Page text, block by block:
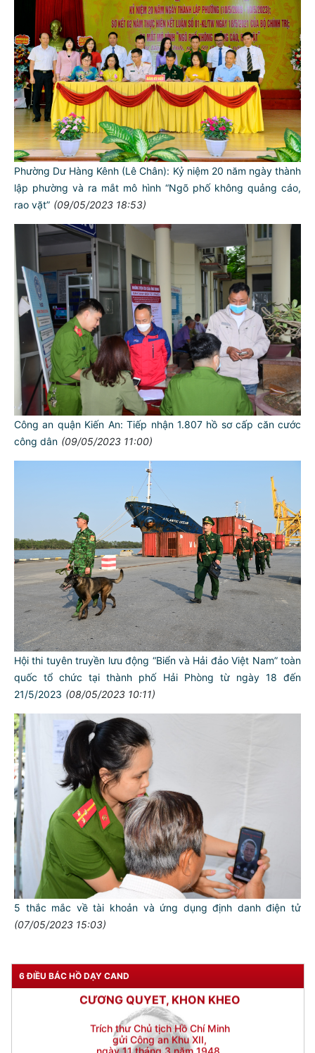
Phường Dư Hàng Kênh (Lê Chân): Kỷ niệm 20 năm ngày thành
lập phường và ra mắt mô hình “Ngõ phố không quảng cáo,
rao vặt” (09/05/2023 18:53)
Công an quận Kiến An: Tiếp nhận 1.807 hồ sơ cấp căn cước
công dân (09/05/2023 11:00)
Hội thi tuyên truyền lưu động “Biển và Hải đảo Việt Nam” toàn
quốc tổ chức tại thành phố Hải Phòng từ ngày 18 đến
21/5/2023 (08/05/2023 10:11)
5 thắc mắc về tài khoản và ứng dụng định danh điện tử
(07/05/2023 15:03)
6 ĐIỀU BÁC HỒ DẠY CAND
TƯ CÁCH
NGƯỜI CÔNG AN CÁCH MỆNH LÀ:
Đối với tự mình, phải
CẦN, KIỆM, LIÊM, CHÍNH
Đối với đồng sự, phải
THÂN ÁI GIÚP ĐỠ
Đối với chính phủ, phải
TUYỆT ĐỐI TRUNG THÀNH
Đối với nhân dân, phải
KÍNH TRỌNG LỄ PHÉP
Đối với công việc, phải
TẬN TỤY
Đối với địch, phải
Trích thư Chủ tịch Hồ Chí Minh
ngày 11 tháng 3 năm 1948.